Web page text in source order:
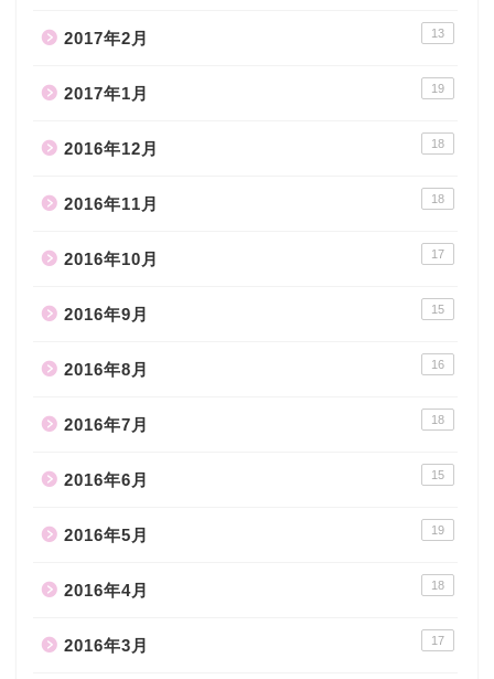
2017年2月 13
2017年1月 19
2016年12月 18
2016年11月 18
2016年10月 17
2016年9月 15
2016年8月 16
2016年7月 18
2016年6月 15
2016年5月 19
2016年4月 18
2016年3月 17